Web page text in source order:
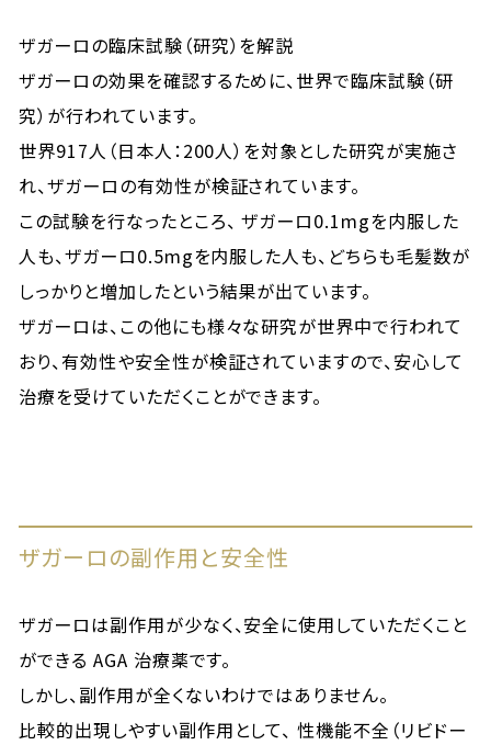
ザガーロの臨床試験（研究）を解説
ザガーロの効果を確認するために、世界で臨床試験（研
究）が行われています。
世界917人（日本人：200人）を対象とした研究が実施さ
れ、ザガーロの有効性が検証されています。
この試験を行なったところ、 ザガーロ0.1mgを内服した
人も、ザガーロ0.5mgを内服した人も、どちらも毛髪数が
しっかりと増加したという結果が出ています。
ザガーロは、この他にも様々な研究が世界中で行われて
おり、有効性や安全性が検証されていますので、安心して
治療を受けていただくことができます。
ザガーロの副作用と安全性
ザガーロは副作用が少なく、安全に使用していただくこと
ができる AGA 治療薬です。
しかし、副作用が全くないわけではありません。
比較的出現しやすい副作用として、 性機能不全（リビドー